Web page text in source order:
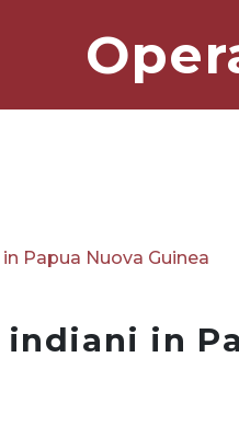
Papua Nuova Guinea
in